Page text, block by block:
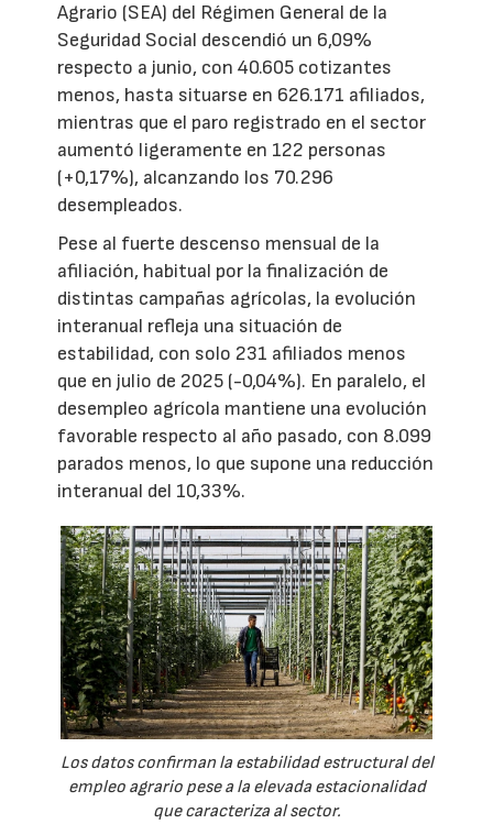
Agrario (SEA) del Régimen General de la
Seguridad Social descendió un 6,09%
respecto a junio, con 40.605 cotizantes
menos, hasta situarse en 626.171 afiliados,
mientras que el paro registrado en el sector
aumentó ligeramente en 122 personas
(+0,17%), alcanzando los 70.296
desempleados.
Pese al fuerte descenso mensual de la
afiliación, habitual por la finalización de
distintas campañas agrícolas, la evolución
interanual refleja una situación de
estabilidad, con solo 231 afiliados menos
que en julio de 2025 (-0,04%). En paralelo, el
desempleo agrícola mantiene una evolución
favorable respecto al año pasado, con 8.099
parados menos, lo que supone una reducción
interanual del 10,33%.
Los datos confirman la estabilidad estructural del
empleo agrario pese a la elevada estacionalidad
que caracteriza al sector.